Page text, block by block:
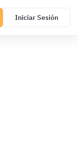
Iniciar Sesión